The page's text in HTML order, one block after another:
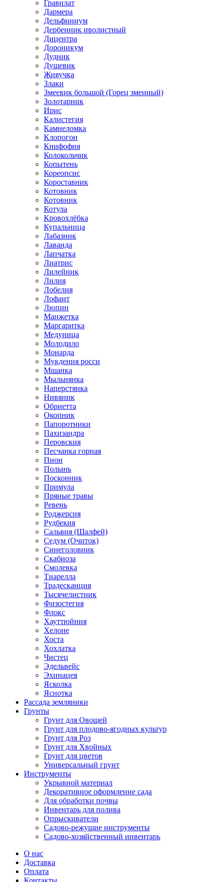
Гравилат
Дармера
Дельфиниум
Дербенник иволистный
Дицентра
Дороникум
Дудник
Душевик
Живучка
Злаки
Змеевик большой (Горец змеиный)
Золотарник
Ирис
Калистегия
Камнеломка
Клопогон
Книфофия
Колокольчик
Копытень
Кореопсис
Короставник
Котовник
Котовник
Котула
Кровохлёбка
Купальница
Лабазник
Лаванда
Лапчатка
Лиатрис
Лилейник
Лилия
Лобелия
Лофант
Люпин
Манжетка
Маргаритка
Медуница
Молодило
Монарда
Мукдения росси
Мшанка
Мыльнянка
Наперстянка
Нивяник
Обриетта
Окопник
Папоротники
Пахизандра
Перовския
Песчанка горная
Пион
Полынь
Посконник
Примула
Пряные травы
Ревень
Роджерсия
Рудбекия
Сальвия (Шалфей)
Седум (Очиток)
Синеголовник
Скабиоза
Смолевка
Тиарелла
Традесканция
Тысячелистник
Физостегия
Флокс
Хауттюйния
Хелоне
Хоста
Хохлатка
Чистец
Эдельвейс
Эхинацея
Ясколка
Яснотка
Рассада земляники
Грунты
Грунт для Овощей
Грунт для плодово-ягодных культур
Грунт для Роз
Грунт для Хвойных
Грунт для цветов
Универсальный грунт
Инструменты
Укрывной материал
Декоративное оформление сада
Для обработки почвы
Инвентарь для полива
Опрыскиватели
Садово-режущие инструменты
Садово-хозяйственный инвентарь
О нас
Доставка
Оплата
Контакты